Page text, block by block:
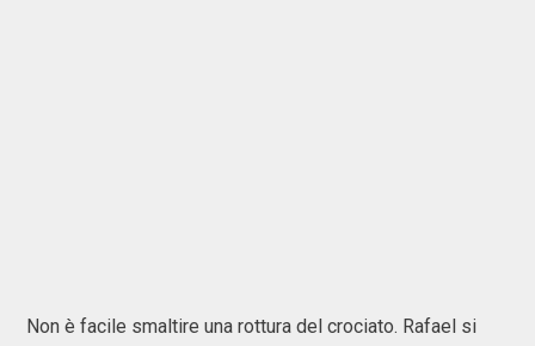
Non è facile smaltire una rottura del crociato. Rafael si